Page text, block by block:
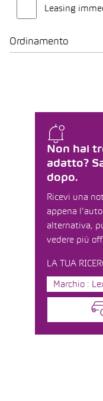
Leasing
Ordinamento
Non hai
adatto?
dopo.
Ricevi una
appena
alternativa,
vedere più
LA TUA
Marchio :